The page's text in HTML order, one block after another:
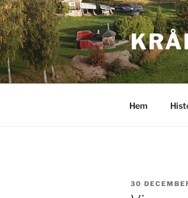
Hoppa
till
innehåll
Hem
PUBLICERAT
30